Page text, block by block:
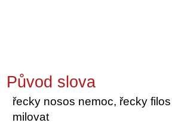
Původ slova
řecky nosos nemoc, řecky
milovat